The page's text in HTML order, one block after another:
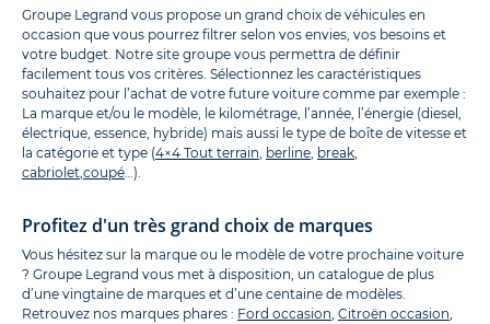
Groupe Legrand vous propose un grand choix de véhicules en
occasion que vous pourrez filtrer selon vos envies, vos besoins et
votre budget. Notre site groupe vous permettra de définir
facilement tous vos critères. Sélectionnez les caractéristiques
souhaitez pour l’achat de votre future voiture comme par exemple :
La marque et/ou le modèle, le kilométrage, l’année, l’énergie (diesel,
électrique, essence, hybride) mais aussi le type de boîte de vitesse et
la catégorie et type (4×4 Tout terrain, berline, break,
cabriolet,coupé…).
Profitez d'un très grand choix de marques
Vous hésitez sur la marque ou le modèle de votre prochaine voiture
? Groupe Legrand vous met à disposition, un catalogue de plus
d’une vingtaine de marques et d’une centaine de modèles.
Retrouvez nos marques phares : Ford occasion, Citroën occasion,